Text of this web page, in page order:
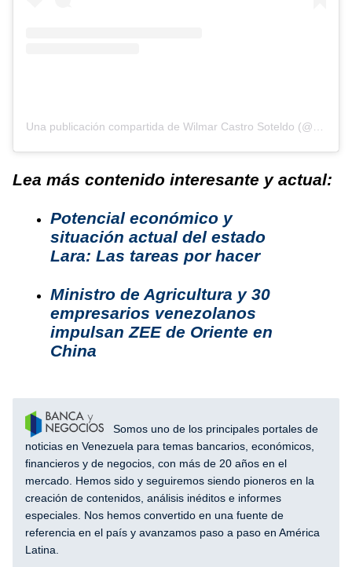
Lea más contenido interesante y actual:
Potencial económico y
situación actual del estado
Lara: Las tareas por hacer
Ministro de Agricultura y 30
empresarios venezolanos
impulsan ZEE de Oriente en
China
Somos uno de los principales portales de
noticias en Venezuela para temas bancarios, económicos,
financieros y de negocios, con más de 20 años en el
mercado. Hemos sido y seguiremos siendo pioneros en la
creación de contenidos, análisis inéditos e informes
especiales. Nos hemos convertido en una fuente de
referencia en el país y avanzamos paso a paso en América
Latina.